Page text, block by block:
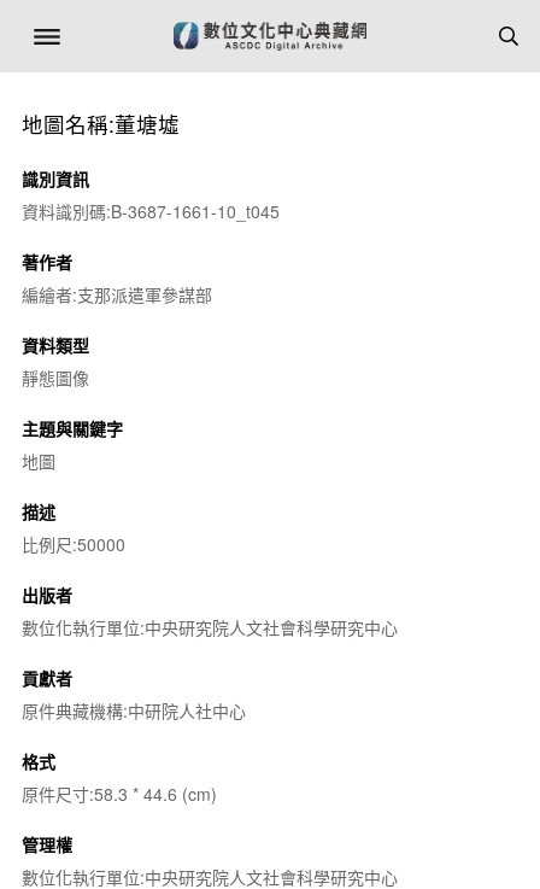
地圖名稱:董塘墟
識別資訊
資料識別碼:B-3687-1661-10_t045
著作者
編繪者:支那派遣軍參謀部
資料類型
靜態圖像
主題與關鍵字
地圖
描述
比例尺:50000
出版者
數位化執行單位:中央研究院人文社會科學研究中心
貢獻者
原件典藏機構:中研院人社中心
格式
原件尺寸:58.3 * 44.6 (cm)
管理權
數位化執行單位:中央研究院人文社會科學研究中心